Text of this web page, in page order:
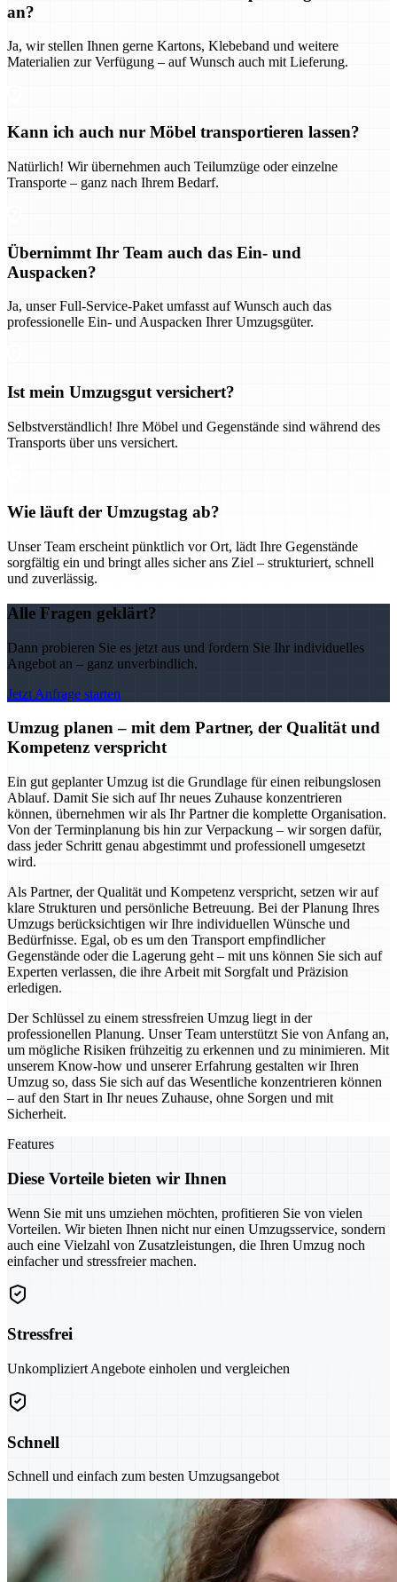
an?
Ja, wir stellen Ihnen gerne Kartons, Klebeband und weitere
Materialien zur Verfügung – auf Wunsch auch mit Lieferung.
Kann ich auch nur Möbel transportieren lassen?
Natürlich! Wir übernehmen auch Teilumzüge oder einzelne
Transporte – ganz nach Ihrem Bedarf.
Übernimmt Ihr Team auch das Ein- und
Auspacken?
Ja, unser Full-Service-Paket umfasst auf Wunsch auch das
professionelle Ein- und Auspacken Ihrer Umzugsgüter.
Ist mein Umzugsgut versichert?
Selbstverständlich! Ihre Möbel und Gegenstände sind während des
Transports über uns versichert.
Wie läuft der Umzugstag ab?
Unser Team erscheint pünktlich vor Ort, lädt Ihre Gegenstände
sorgfältig ein und bringt alles sicher ans Ziel – strukturiert, schnell
und zuverlässig.
Alle Fragen geklärt?
Dann probieren Sie es jetzt aus und fordern Sie Ihr individuelles
Angebot an – ganz unverbindlich.
Jetzt Anfrage starten
Umzug planen – mit dem Partner, der Qualität und
Kompetenz verspricht
Ein gut geplanter Umzug ist die Grundlage für einen reibungslosen
Ablauf. Damit Sie sich auf Ihr neues Zuhause konzentrieren
können, übernehmen wir als Ihr Partner die komplette Organisation.
Von der Terminplanung bis hin zur Verpackung – wir sorgen dafür,
dass jeder Schritt genau abgestimmt und professionell umgesetzt
wird.
Als Partner, der Qualität und Kompetenz verspricht, setzen wir auf
klare Strukturen und persönliche Betreuung. Bei der Planung Ihres
Umzugs berücksichtigen wir Ihre individuellen Wünsche und
Bedürfnisse. Egal, ob es um den Transport empfindlicher
Gegenstände oder die Lagerung geht – mit uns können Sie sich auf
Experten verlassen, die ihre Arbeit mit Sorgfalt und Präzision
erledigen.
Der Schlüssel zu einem stressfreien Umzug liegt in der
professionellen Planung. Unser Team unterstützt Sie von Anfang an,
um mögliche Risiken frühzeitig zu erkennen und zu minimieren. Mit
unserem Know-how und unserer Erfahrung gestalten wir Ihren
Umzug so, dass Sie sich auf das Wesentliche konzentrieren können
– auf den Start in Ihr neues Zuhause, ohne Sorgen und mit
Sicherheit.
Features
Diese Vorteile bieten wir Ihnen
Wenn Sie mit uns umziehen möchten, profitieren Sie von vielen
Vorteilen. Wir bieten Ihnen nicht nur einen Umzugsservice, sondern
auch eine Vielzahl von Zusatzleistungen, die Ihren Umzug noch
einfacher und stressfreier machen.
Stressfrei
Unkompliziert Angebote einholen und vergleichen
Schnell
Schnell und einfach zum besten Umzugsangebot